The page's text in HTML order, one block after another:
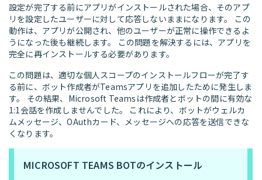
設定が完了する前にアプリがインストールされた場合、そのアプ
リを設定したユーザーに対して応答しないままになります。 この
動作は、アプリが公開され、他のユーザーが正常に操作できるよ
うになった後も継続します。 この問題を解決するには、アプリを
完全に再インストールする必要があります。
この問題は、適切な個人スコープのインストールフローが完了す
る前に、ボット作成者がTeamsアプリを追加したために発生しま
す。 その結果、Microsoft Teamsは作成者とボットの間に有効な
1:1会話を作成しませんでした。 これにより、ボットがウェルカ
ムメッセージ、OAuthカード、メッセージへの応答を送信できな
くなります。
MICROSOFT TEAMS BOTのインストール